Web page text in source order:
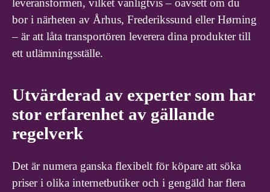
leveransformen, vilket vanligtvis – oavsett om du
bor i närheten av Århus, Frederikssund eller Hørning
– är att låta transportören leverera dina produkter till
ett utlämningsställe.
Utvärderad av experter som har
stor erfarenhet av gällande
regelverk
Det är numera ganska flexibelt för köpare att söka
priser i olika internetbutiker och i gengäld har flera